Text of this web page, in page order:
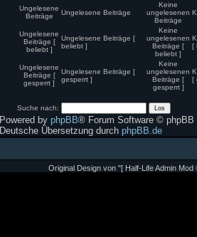
Ungelesene
Beiträge
Ungelesene Beiträge
Keine
ungelesenen
Beiträge
Ungelesene
Beiträge [
beliebt ]
Ungelesene Beiträge [
beliebt ]
Keine
ungelesenen
Beiträge [
beliebt ]
[
Ungelesene
Beiträge [
gesperrt ]
Ungelesene Beiträge [
gesperrt ]
Keine
ungelesenen
Beiträge [
gesperrt ]
[
Suche nach:
Powered by phpBB® Forum Software © phpBB
Deutsche Übersetzung durch phpBB.de
Original Design von "[ Half-Life Admin